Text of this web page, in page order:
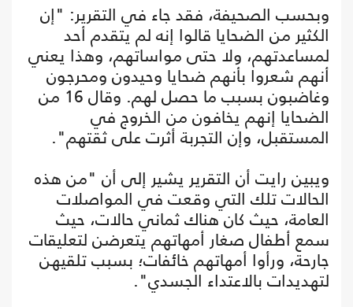
وبحسب الصحيفة، فقد جاء في التقرير: "إن
الكثير من الضحايا قالوا إنه لم يتقدم أحد
لمساعدتهم، ولا حتى مواساتهم، وهذا يعني
أنهم شعروا بأنهم ضحايا وحيدون ومحرجون
وغاضبون بسبب ما حصل لهم. وقال 16 من
الضحايا إنهم يخافون من الخروج في
المستقبل، وإن التجربة أثرت على ثقتهم".
ويبين رايت أن التقرير يشير إلى أن "من هذه
الحالات تلك التي وقعت في المواصلات
العامة، حيث كان هناك ثماني حالات، حيث
سمع أطفال صغار أمهاتهم يتعرضن لتعليقات
جارحة، ورأوا أمهاتهم خائفات؛ بسبب تلقيهن
لتهديدات بالاعتداء الجسدي".